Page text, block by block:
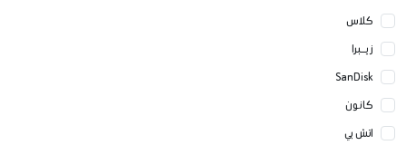
كلاس
زيــبرا
SanDisk
كانون
اتش بي